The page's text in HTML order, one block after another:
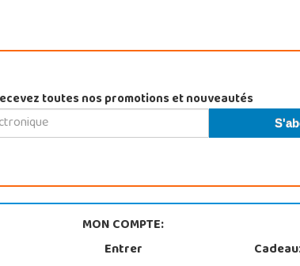
toutes nos promotions et nouveautés
MON COMPTE:
Entrer